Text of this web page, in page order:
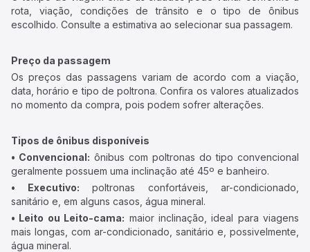
rota, viação, condições de trânsito e o tipo de ônibus
escolhido. Consulte a estimativa ao selecionar sua passagem.
Preço da passagem
Os preços das passagens variam de acordo com a viação,
data, horário e tipo de poltrona. Confira os valores atualizados
no momento da compra, pois podem sofrer alterações.
Tipos de ônibus disponíveis
• Convencional: ônibus com poltronas do tipo convencional
geralmente possuem uma inclinação até 45º e banheiro.
• Executivo: poltronas confortáveis, ar-condicionado,
sanitário e, em alguns casos, água mineral.
• Leito ou Leito-cama: maior inclinação, ideal para viagens
mais longas, com ar-condicionado, sanitário e, possivelmente,
água mineral.